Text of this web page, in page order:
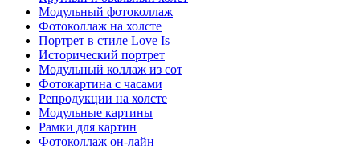
Модульный фотоколлаж
Фотоколлаж на холсте
Портрет в стиле Love Is
Исторический портрет
Модульный коллаж из сот
Фотокартина с часами
Репродукции на холсте
Модульные картины
Рамки для картин
Фотоколлаж он-лайн